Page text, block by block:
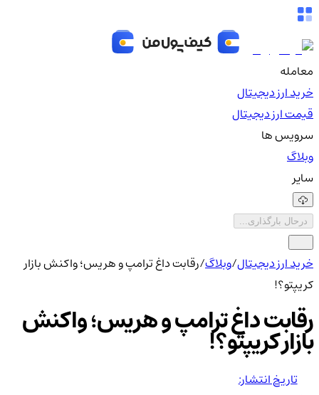
معامله
خرید ارز دیجیتال
قیمت ارز دیجیتال
سرویس ها
وبلاگ
سایر
درحال بارگذاری...
خرید ارز دیجیتال/وبلاگ/رقابت داغ ترامپ و هریس؛ واکنش بازار
کریپتو؟!
رقابت داغ ترامپ و هریس؛ واکنش
بازار کریپتو؟!
تاریخ انتشار: